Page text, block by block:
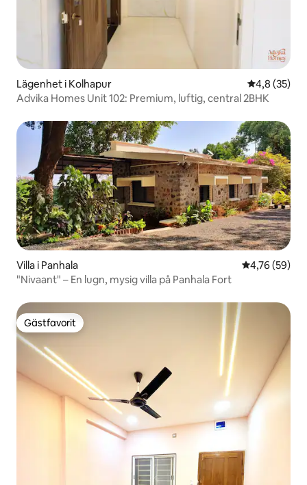
Lägenhet i Kolhapur 4,8 av 5 i
4,8 (35)
Advika Homes Unit 102: Premium, luftig, central 2BHK
Villa i Panhala 4,76 av 5 i
4,76 (59)
"Nivaant" – En lugn, mysig villa på Panhala Fort
Gästfavorit
Gästfavorit